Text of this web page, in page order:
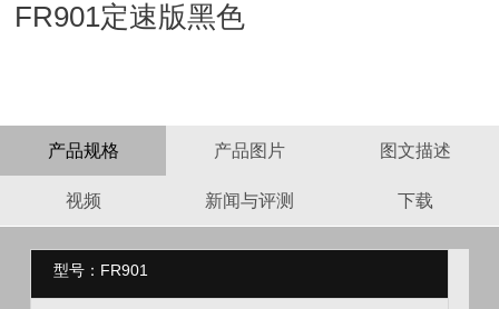
FR901定速版黑色
产品规格 产品图片 图文描述
视频 新闻与评测 下载
型号：FR901